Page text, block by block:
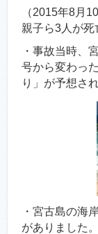
（2015年8月
親子ら3人が死
・事故当時、
号から変わっ
り」が予想さ
・宮古島の海
がありました。